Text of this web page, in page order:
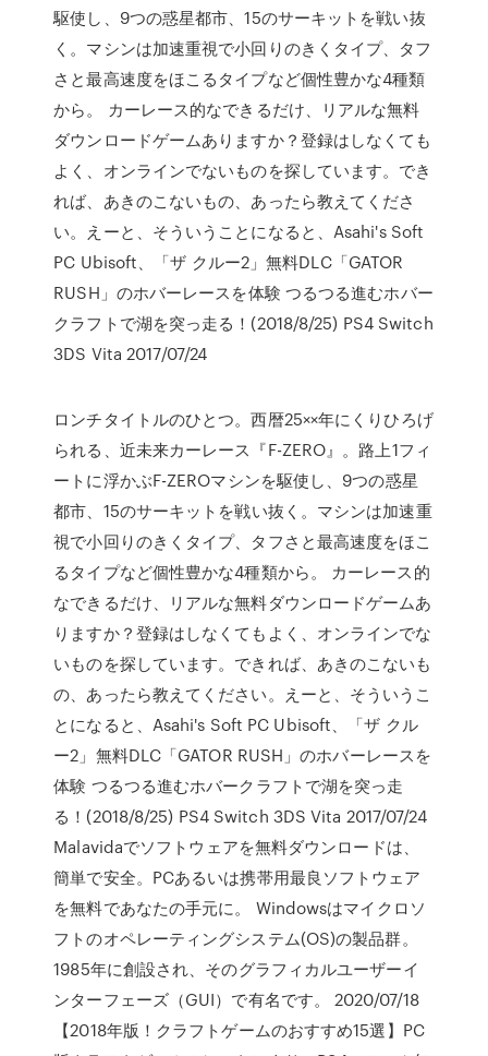
駆使し、9つの惑星都市、15のサーキットを戦い抜
く。マシンは加速重視で小回りのきくタイプ、タフ
さと最高速度をほこるタイプなど個性豊かな4種類
から。 カーレース的なできるだけ、リアルな無料
ダウンロードゲームありますか？登録はしなくても
よく、オンラインでないものを探しています。でき
れば、あきのこないもの、あったら教えてくださ
い。えーと、そういうことになると、Asahi's Soft
PC Ubisoft、「ザ クルー2」無料DLC「GATOR
RUSH」のホバーレースを体験 つるつる進むホバー
クラフトで湖を突っ走る！(2018/8/25) PS4 Switch
3DS Vita 2017/07/24
ロンチタイトルのひとつ。西暦25××年にくりひろげ
られる、近未来カーレース『F-ZERO』。路上1フィ
ートに浮かぶF-ZEROマシンを駆使し、9つの惑星
都市、15のサーキットを戦い抜く。マシンは加速重
視で小回りのきくタイプ、タフさと最高速度をほこ
るタイプなど個性豊かな4種類から。 カーレース的
なできるだけ、リアルな無料ダウンロードゲームあ
りますか？登録はしなくてもよく、オンラインでな
いものを探しています。できれば、あきのこないも
の、あったら教えてください。えーと、そういうこ
とになると、Asahi's Soft PC Ubisoft、「ザ クル
ー2」無料DLC「GATOR RUSH」のホバーレースを
体験 つるつる進むホバークラフトで湖を突っ走
る！(2018/8/25) PS4 Switch 3DS Vita 2017/07/24
Malavidaでソフトウェアを無料ダウンロードは、
簡単で安全。PCあるいは携帯用最良ソフトウェア
を無料であなたの手元に。 Windowsはマイクロソ
フトのオペレーティングシステム(OS)の製品群。
1985年に創設され、そのグラフィカルユーザーイ
ンターフェーズ（GUI）で有名です。 2020/07/18
【2018年版！クラフトゲームのおすすめ15選】PC